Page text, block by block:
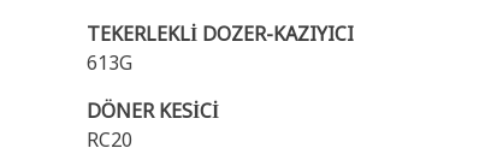
TEKERLEKLİ DOZER-KAZIYICI
613G
DÖNER KESİCİ
RC20